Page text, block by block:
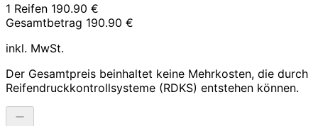
1 Reifen 190.90 €
Gesamtbetrag 190.90 €
inkl. MwSt.
Der Gesamtpreis beinhaltet keine Mehrkosten, die durch
Reifendruckkontrollsysteme (RDKS) entstehen können.